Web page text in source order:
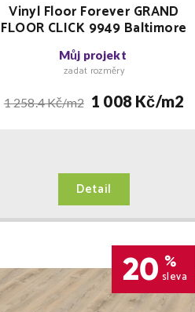
Vinyl Floor Forever GRAND
FLOOR CLICK 9949 Baltimore
RIGID + lišta ZDARMA
Můj projekt
zadat rozměry
1 258.4 Kč/m2 1 008 Kč/m2
Detail
20 %
sleva